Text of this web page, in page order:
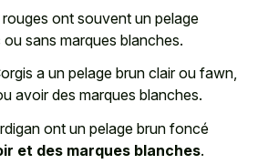
ont souvent un pelage
sans marques blanches.
a un pelage brun clair ou fawn,
avoir des marques blanches.
ont un pelage brun foncé
et des marques blanches.